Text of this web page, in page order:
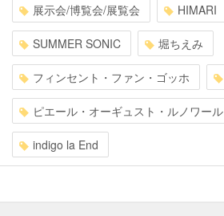
展示会/博覧会/展覧会 HIMARI
SUMMER SONIC 堀ちえみ
フィンセント・ファン・ゴッホ
ピエール・オーギュスト・ルノワール
indigo la End